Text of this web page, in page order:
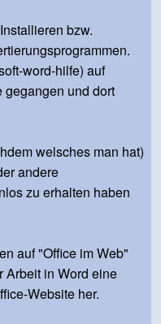
bzw.
word-hilfe) auf
gegangen und dort
welsches man hat)
andere
zu erhalten haben
auf "Office im Web"
Arbeit in Word eine
Website her.